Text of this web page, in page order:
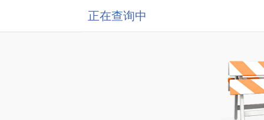
正在查询中